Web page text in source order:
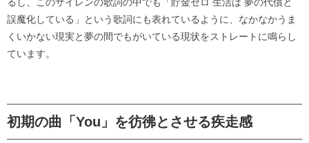
誤魔化している」という歌詞にも表れているように、なかなかうま
くいかない現実と夢の間でもがいている現状をストレートに鳴らし
ています。
初期の曲「You」を彷彿とさせる疾走感